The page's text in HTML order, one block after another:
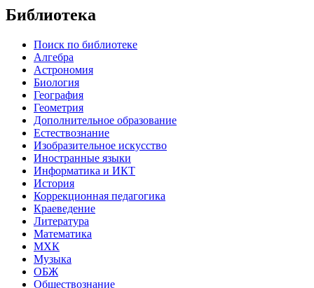
Библиотека
Поиск по библиотеке
Алгебра
Астрономия
Биология
География
Геометрия
Дополнительное образование
Естествознание
Изобразительное искусство
Иностранные языки
Информатика и ИКТ
История
Коррекционная педагогика
Краеведение
Литература
Математика
МХК
Музыка
ОБЖ
Обществознание